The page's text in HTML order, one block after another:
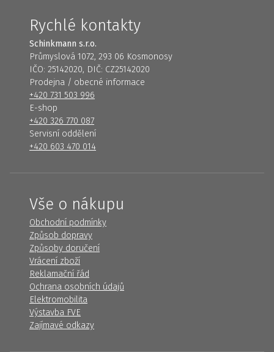
Rychlé kontakty
Schinkmann s.r.o.
Průmyslová 1072, 293 06 Kosmonosy
IČO: 25142020, DIČ: CZ25142020
Prodejna / obecné informace
+420 731 503 996
E-shop
+420 326 770 087
Servisní oddělení
+420 603 470 014
Vše o nákupu
Obchodní podmínky
Způsob dopravy
Způsoby doručení
Vrácení zboží
Reklamační řád
Ochrana osobních údajů
Elektromobilita
Výstavba FVE
Zajímavé odkazy